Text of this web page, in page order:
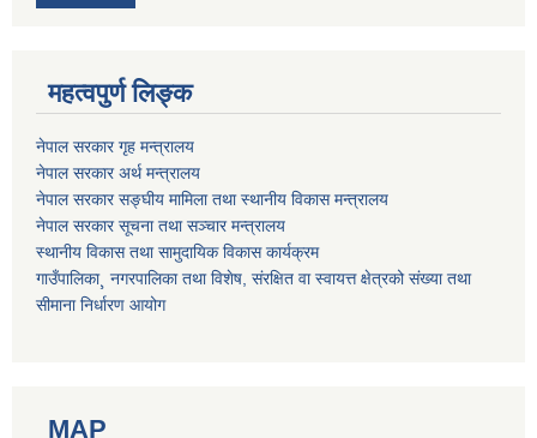
महत्वपुर्ण लिङ्क
नेपाल सरकार गृह मन्त्रालय
नेपाल सरकार अर्थ मन्त्रालय
नेपाल सरकार सङ्घीय मामिला तथा स्थानीय विकास मन्त्रालय
नेपाल सरकार सूचना तथा सञ्चार मन्त्रालय
स्थानीय विकास तथा सामुदायिक विकास कार्यक्रम
गाउँपालिका¸ नगरपालिका तथा विशेष, संरक्षित वा स्वायत्त क्षेत्रको संख्या तथा
सीमाना निर्धारण आयोग
MAP